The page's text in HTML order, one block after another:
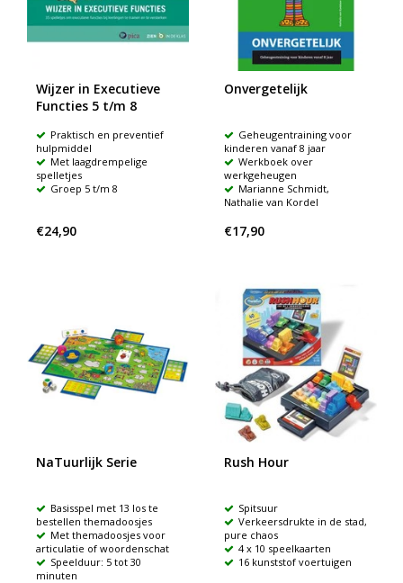
Wijzer in Executieve
Functies 5 t/m 8
Praktisch en preventief
hulpmiddel
Met laagdrempelige
spelletjes
Groep 5 t/m 8
€24,90
Onvergetelijk
Geheugentraining voor
kinderen vanaf 8 jaar
Werkboek over
werkgeheugen
Marianne Schmidt,
Nathalie van Kordel
€17,90
NaTuurlijk Serie
Basisspel met 13 los te
bestellen themadoosjes
Met themadoosjes voor
articulatie of woordenschat
Speelduur: 5 tot 30
minuten
Rush Hour
Spitsuur
Verkeersdrukte in de stad,
pure chaos
4 x 10 speelkaarten
16 kunststof voertuigen